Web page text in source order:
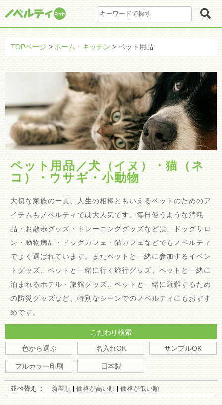
TOPページ ホーム・キッチン ペット用品
ペット用品／犬（イヌ）・猫（ネ
コ）・ウサギ・小動物
大切な家族の一員、人生の相棒ともいえるペットのためのア
イテムもノベルティでは大人気です。毎日使うような消耗
品・お散歩グッズ・トレーニンググッズなどは、ドッグサロ
ン・動物病品・ドッグカフェ・猫カフェなどでもノベルティ
でよく選ばれています。またペットと一緒に参加するイベン
トグッズ、ペットと一緒に行く旅行グッズ、ペットと一緒に
泊まれるホテル・旅館グッズ、ペットと一緒に避難するため
の防災グッズなど、特別なシーンでのノベルティにもおすす
めです。
こだわり検索
色から選ぶ
名入れOK サンプルOK
フルカラー印刷 日本製
並べ替え ： 新着順 価格が高い順 価格が低い順